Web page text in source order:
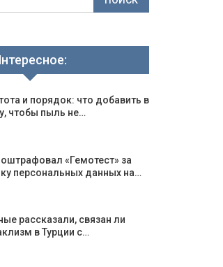
и порядок: что добавить в
чтобы пыль не…
«Гемотест» за
персональных данных на…
рассказали, связан ли
в Турции с…